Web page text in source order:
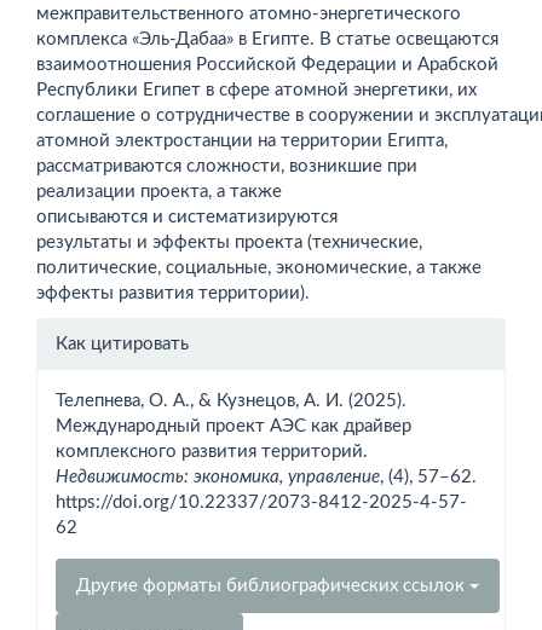
межправительственного атомно-энергетического
комплекса «Эль-Дабаа» в Египте. В статье освещаются
взаимоотношения Российской Федерации и Арабской
Республики Египет в сфере атомной энергетики, их
соглашение о сотрудничестве в сооружении и
атомной электростанции на территории Египта,
рассматриваются сложности, возникшие при
реализации проекта, а также
описываются и систематизируются
результаты и эффекты проекта (технические,
политические, социальные, экономические, а также
эффекты развития территории).
Информация
Как цитировать
Телепнева, О. А., & Кузнецов, А. И. (2025).
Международный проект АЭС как драйвер
комплексного развития территорий.
Недвижимость: экономика, управление, (4), 57–62.
https://doi.org/10.22337/2073-8412-2025-4-57-
62
Другие форматы библиографических ссылок